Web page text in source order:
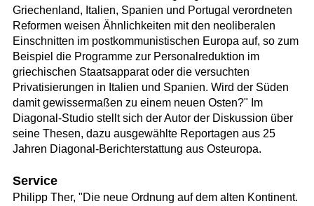
Griechenland, Italien, Spanien und Portugal verordneten
Reformen weisen Ähnlichkeiten mit den neoliberalen
Einschnitten im postkommunistischen Europa auf, so zum
Beispiel die Programme zur Personalreduktion im
griechischen Staatsapparat oder die versuchten
Privatisierungen in Italien und Spanien. Wird der Süden
damit gewissermaßen zu einem neuen Osten?" Im
Diagonal-Studio stellt sich der Autor der Diskussion über
seine Thesen, dazu ausgewählte Reportagen aus 25
Jahren Diagonal-Berichterstattung aus Osteuropa.
Service
Philipp Ther, "Die neue Ordnung auf dem alten Kontinent.